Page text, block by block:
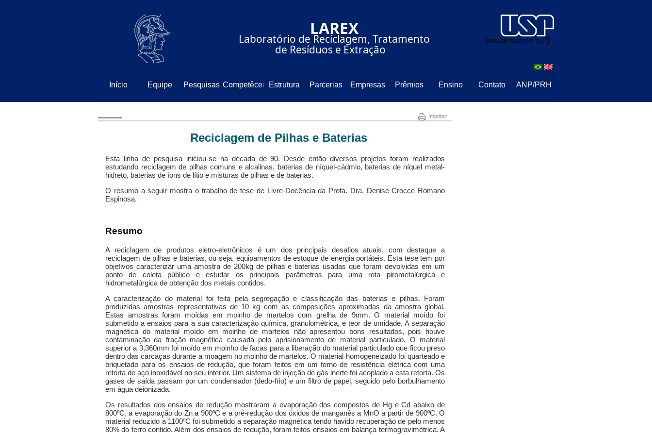
⠀⠀⠀⠀⠀⠀⠀⠀⠀LAREX⠀⠀⠀⠀⠀⠀⠀⠀
⠀⠀⠀⠀Laboratório de Reciclagem, Tratamento
⠀⠀⠀⠀⠀⠀⠀⠀⠀de Resíduos e Extração⠀⠀⠀⠀⠀⠀
[social name="all"]
Início Equipe Pesquisas CompetêcenciaEstrutura Parcerias Empresas Prêmios Ensino Contato ANP/PRH
Imprimir
Reciclagem de Pilhas e Baterias
Esta linha de pesquisa iniciou-se na década de 90. Desde então diversos projetos foram realizados
estudando reciclagem de pilhas comuns e alcalinas, baterias de níquel-cádmio, baterias de níquel metal-
hidreto, baterias de íons de lítio e misturas de pilhas e de baterias.
O resumo a seguir mostra o trabalho de tese de Livre-Docência da Profa. Dra. Denise Crocce Romano
Espinosa.
Resumo
A reciclagem de produtos eletro-eletrônicos é um dos principais desafios atuais, com destaque a
reciclagem de pilhas e baterias, ou seja, equipamentos de estoque de energia portáteis. Esta tese tem por
objetivos caracterizar uma amostra de 200kg de pilhas e baterias usadas que foram devolvidas em um
ponto de coleta público e estudar os principais parâmetros para uma rota pirometalúrgica e
hidrometalúrgica de obtenção dos metais contidos.
A caracterização do material foi feita pela segregação e classificação das baterias e pilhas. Foram
produzidas amostras representativas de 10 kg com as composições aproximadas da amostra global.
Estas amostras foram moídas em moinho de martelos com grelha de 9mm. O material moído foi
submetido a ensaios para a sua caracterização química, granulométrica, e teor de umidade. A separação
magnética do material moído em moinho de martelos não apresentou bons resultados, pois houve
contaminação da fração magnética causada pelo aprisionamento de material particulado. O material
superior a 3,360mm foi moído em moinho de facas para a liberação do material particulado que ficou preso
dentro das carcaças durante a moagem no moinho de martelos. O material homogeneizado foi quarteado e
briquetado para os ensaios de redução, que foram feitos em um forno de resistência elétrica com uma
retorta de aço inoxidável no seu interior. Um sistema de injeção de gás inerte foi acoplado a esta retorta. Os
gases de saída passam por um condensador (dedo-frio) e um filtro de papel, seguido pelo borbulhamento
em água deionizada.
Os resultados dos ensaios de redução mostraram a evaporação dos compostos de Hg e Cd abaixo de
800ºC, a evaporação do Zn a 900ºC e a pré-redução dos óxidos de manganês a MnO a partir de 900ºC. O
material reduzido a 1100ºC foi submetido a separação magnética tendo havido recuperação de pelo menos
80% do ferro contido. Além dos ensaios de redução, foram feitos ensaios em balança termogravimétrica. A